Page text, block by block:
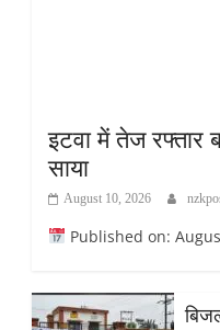
इटवा में तेज रफ्तार
साया
August 10, 2026
Published on: August